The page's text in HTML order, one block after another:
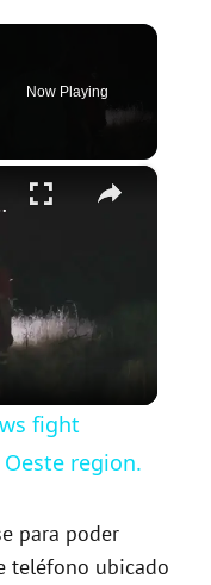
Now Playing
×
Oeste region.
fight
region.
para poder
teléfono ubicado